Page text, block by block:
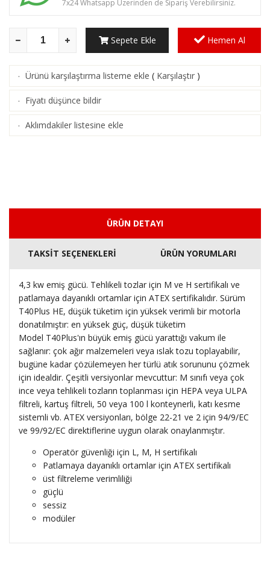
7x24 Whatsapp Üzerinden de Sipariş Verebilirsiniz.
Sepete Ekle Hemen Al
· Ürünü karşılaştırma listeme ekle ( Karşılaştır )
· Fiyatı düşünce bildir
· Aklımdakiler listesine ekle
ÜRÜN DETAYI
TAKSİT SEÇENEKLERİ ÜRÜN YORUMLARI
4,3 kw emiş gücü. Tehlikeli tozlar için M ve H sertifikalı ve
patlamaya dayanıklı ortamlar için ATEX sertifikalıdır. Sürüm
T40Plus HE, düşük tüketim için yüksek verimli bir motorla
donatılmıştır: en yüksek güç, düşük tüketim
Model T40Plus'ın büyük emiş gücü yarattığı vakum ile
sağlanır: çok ağır malzemeleri veya ıslak tozu toplayabilir,
bugüne kadar çözülemeyen her türlü atık sorununu çözmek
için idealdir. Çeşitli versiyonlar mevcuttur: M sınıfı veya çok
ince veya tehlikeli tozların toplanması için HEPA veya ULPA
filtreli, kartuş filtreli, 50 veya 100 l konteynerli, katı kesme
sistemli vb. ATEX versiyonları, bölge 22-21 ve 2 için 94/9/EC
ve 99/92/EC direktiflerine uygun olarak onaylanmıştır.
Operatör güvenliği için L, M, H sertifikalı
Patlamaya dayanıklı ortamlar için ATEX sertifikalı
üst filtreleme verimliliği
güçlü
sessiz
modüler